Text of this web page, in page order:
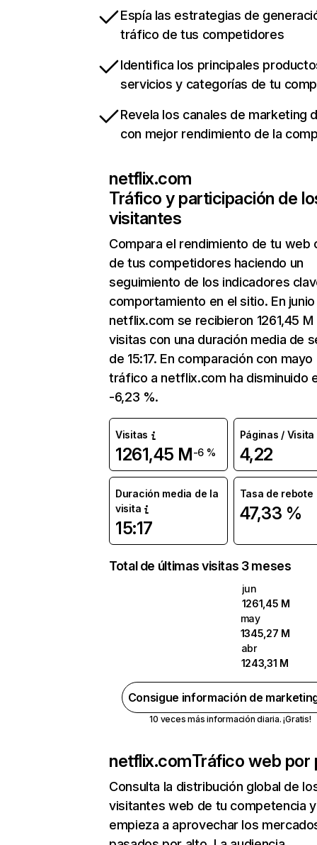
Espía las estrategias de
tráfico de tus competidores
Identifica los principales
servicios y categorías de tu
Revela los canales de marketing
con mejor rendimiento de la
netflix.com
Tráfico y participación de
visitantes
Compara el rendimiento de tu web
de tus competidores haciendo un
seguimiento de los indicadores
comportamiento en el sitio. En junio
netflix.com se recibieron 1261,45 M
visitas con una duración media de
de 15:17. En comparación con mayo
tráfico a netflix.com ha disminuido
-6,23 %.
Visitas
1261,45 M-6 %
Páginas / Visita
4,22
Duración media de la
visita
15:17
Tasa de rebote
47,33 %
Total de últimas visitas 3 meses
jun
1261,45 M
may
1345,27 M
abr
1243,31 M
Consigue información de
10 veces más información diaria. ¡Gratis!
netflix.comTráfico web por
Consulta la distribución global de
visitantes web de tu competencia y
empieza a aprovechar los